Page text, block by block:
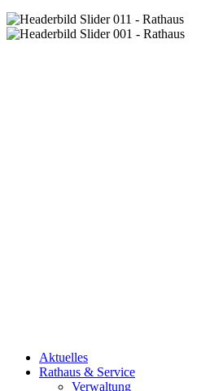
Aktuelles
Rathaus & Service
Verwaltung